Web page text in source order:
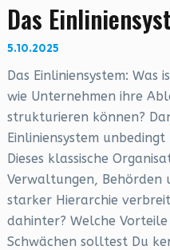
Das
5.10.2025
Das Einliniensystem: Was
wie Unternehmen ihre
strukturieren können?
Einliniensystem unbedingt
Dieses klassische
Verwaltungen, Behörden
starker Hierarchie
dahinter? Welche
Schwächen solltest Du